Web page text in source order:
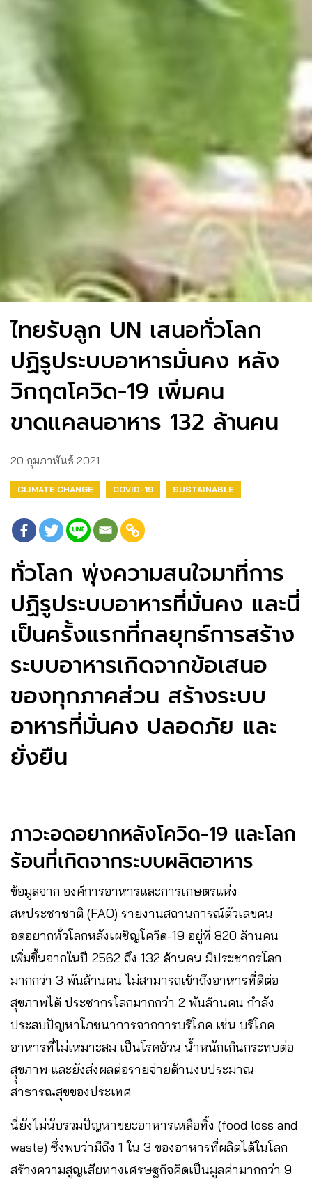
ไทยรับลูก UN เสนอทั่วโลก
ปฏิรูประบบอาหารมั่นคง หลัง
วิกฤตโควิด-19 เพิ่มคน
ขาดแคลนอาหาร 132 ล้านคน
20 กุมภาพันธ์ 2021
CLIMATE CHANGE COVID-19 SUSTAINABLE
ทั่วโลก พุ่งความสนใจมาที่การ
ปฏิรูประบบอาหารที่มั่นคง และนี่
เป็นครั้งแรกที่กลยุทธ์การสร้าง
ระบบอาหารเกิดจากข้อเสนอ
ของทุกภาคส่วน สร้างระบบ
อาหารที่มั่นคง ปลอดภัย และ
ยั่งยืน
ภาวะอดอยากหลังโควิด-19 และโลก
ร้อนที่เกิดจากระบบผลิตอาหาร
ข้อมูลจาก องค์การอาหารและการเกษตรแห่ง
สหประชาชาติ (FAO) รายงานสถานการณ์ตัวเลขคน
อดอยากทั่วโลกหลังเผชิญโควิด-19 อยู่ที่ 820 ล้านคน
เพิ่มขึ้นจากในปี 2562 ถึง 132 ล้านคน มีประชากรโลก
มากกว่า 3 พันล้านคน ไม่สามารถเข้าถึงอาหารที่ดีต่อ
สุขภาพได้ ประชากรโลกมากกว่า 2 พันล้านคน กำลัง
ประสบปัญหาโภชนาการจากการบริโภค เช่น บริโภค
อาหารที่ไม่เหมาะสม เป็นโรคอ้วน น้ำหนักเกินกระทบต่อ
สุุขภาพ และยังส่งผลต่อรายจ่ายด้านงบประมาณ
สาธารณสุขของประเทศ
นี่ยังไม่นับรวมปัญหาขยะอาหารเหลือทิ้ง (food loss and
waste) ซึ่งพบว่ามีถึง 1 ใน 3 ของอาหารที่ผลิตได้ในโลก
สร้างความสูญเสียทางเศรษฐกิจคิดเป็นมูลค่ามากกว่า 9